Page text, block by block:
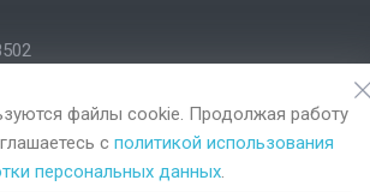
-РТО 02548
cookies
файлы cookie. Продолжая работу
с политикой использования
персональных данных.